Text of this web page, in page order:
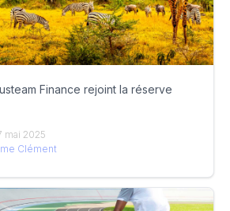
Finance rejoint la réserve
mai 2025
Clément